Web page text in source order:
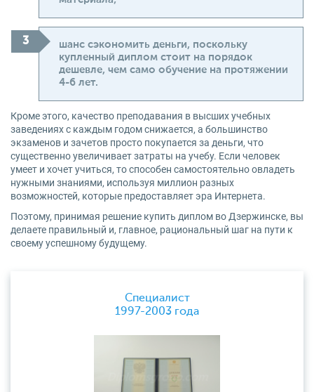
шанс сэкономить деньги, поскольку
купленный диплом стоит на порядок
дешевле, чем само обучение на протяжении
4-6 лет.
Кроме этого, качество преподавания в высших учебных
заведениях с каждым годом снижается, а большинство
экзаменов и зачетов просто покупается за деньги, что
существенно увеличивает затраты на учебу. Если человек
умеет и хочет учиться, то способен самостоятельно овладеть
нужными знаниями, используя миллион разных
возможностей, которые предоставляет эра Интернета.
Поэтому, принимая решение купить диплом во Дзержинске, вы
делаете правильный и, главное, рациональный шаг на пути к
своему успешному будущему.
Специалист
1997-2003 года